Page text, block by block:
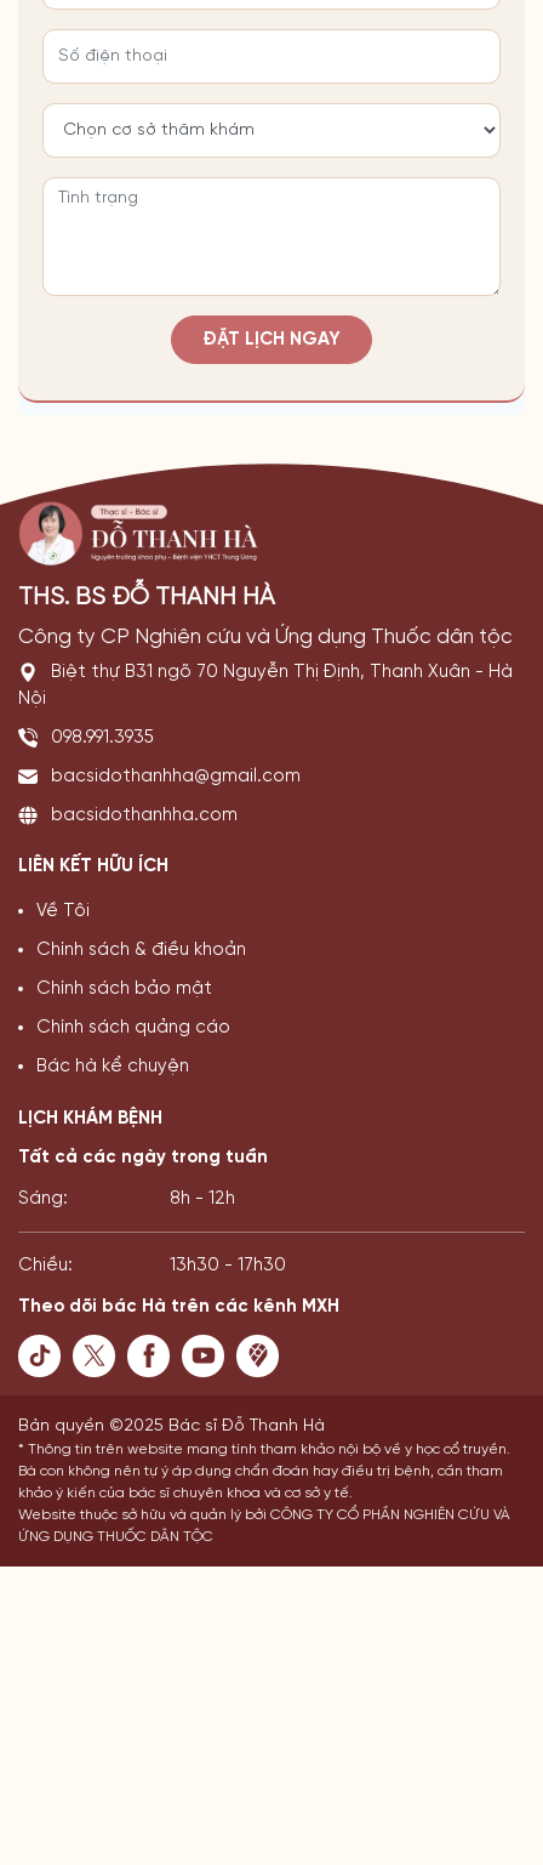
ĐẶT LỊCH NGAY
THS. BS ĐỖ THANH HÀ
Công ty CP Nghiên cứu và Ứng dụng Thuốc dân tộc
Biệt thự B31 ngõ 70 Nguyễn Thị Định, Thanh Xuân - Hà
Nội
098.991.3935
bacsidothanhha@gmail.com
bacsidothanhha.com
LIÊN KẾT HỮU ÍCH
Về Tôi
Chính sách & điều khoản
Chính sách bảo mật
Chính sách quảng cáo
Bác hà kể chuyện
LỊCH KHÁM BỆNH
Tất cả các ngày trong tuần
Sáng: 8h - 12h
Chiều: 13h30 - 17h30
Theo dõi bác Hà trên các kênh MXH
Bản quyền ©2025 Bác sĩ Đỗ Thanh Hà
* Thông tin trên website mang tính tham khảo nội bộ về y học cổ truyền.
Bà con không nên tự ý áp dụng chẩn đoán hay điều trị bệnh, cần tham
khảo ý kiến của bác sĩ chuyên khoa và cơ sở y tế.
Website thuộc sở hữu và quản lý bởi CÔNG TY CỔ PHẦN NGHIÊN CỨU VÀ
ỨNG DỤNG THUỐC DÂN TỘC